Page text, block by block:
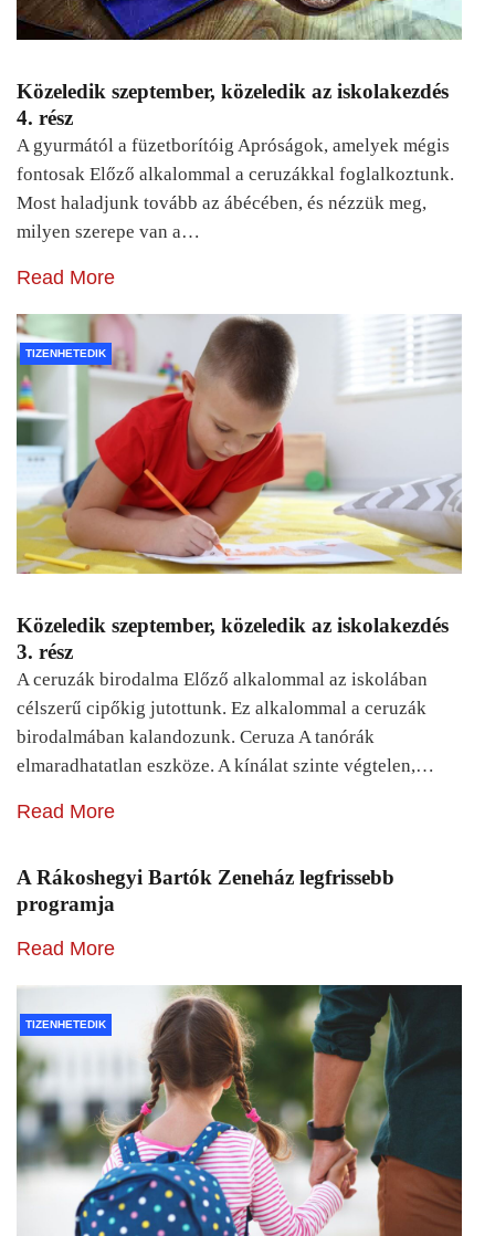
Közeledik szeptember, közeledik az iskolakezdés
4. rész
A gyurmától a füzetborítóig Apróságok, amelyek mégis
fontosak Előző alkalommal a ceruzákkal foglalkoztunk.
Most haladjunk tovább az ábécében, és nézzük meg,
milyen szerepe van a…
Read More
TIZENHETEDIK
Közeledik szeptember, közeledik az iskolakezdés
3. rész
A ceruzák birodalma Előző alkalommal az iskolában
célszerű cipőkig jutottunk. Ez alkalommal a ceruzák
birodalmában kalandozunk. Ceruza A tanórák
elmaradhatatlan eszköze. A kínálat szinte végtelen,…
Read More
A Rákoshegyi Bartók Zeneház legfrissebb
programja
Read More
TIZENHETEDIK